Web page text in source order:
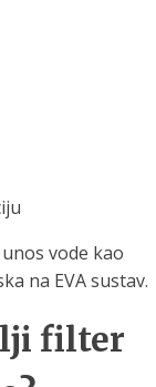
vode kao
na EVA sustav.
filter